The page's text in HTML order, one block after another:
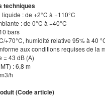
techniques
liquide : de +2°C à +110°C
: de 0°C à +40°C
bars
+70°C, humidité relative 95% à 40
aux conditions requises de la
= 43 dB (A)
: 6,8 m
h
(Code article)